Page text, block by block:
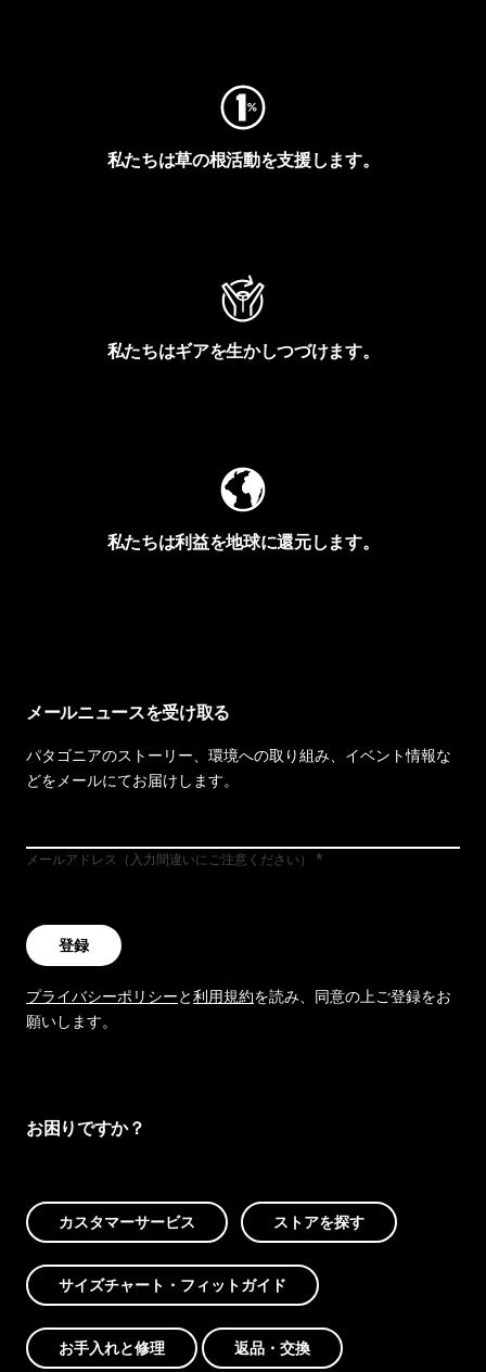
私たちは草の根活動を支援します。
私たちはギアを生かしつづけます。
私たちは利益を地球に還元します。
メールニュースを受け取る
パタゴニアのストーリー、環境への取り組み、イベント情報な
どをメールにてお届けします。
メールアドレス（入力間違いにご注意ください）
登録
プライバシーポリシーと利用規約を読み、同意の上ご登録をお
願いします。
お困りですか？
カスタマーサービス ストアを探す
サイズチャート・フィットガイド
お手入れと修理 返品・交換